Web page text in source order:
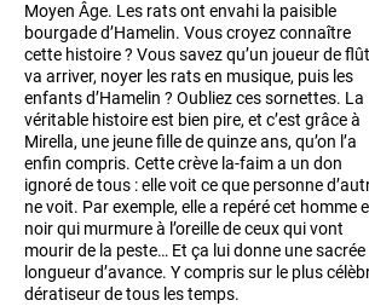
Moyen Âge. Les rats ont envahi la paisible
bourgade d’Hamelin. Vous croyez connaître
cette histoire ? Vous savez qu’un joueur de
va arriver, noyer les rats en musique, puis les
enfants d’Hamelin ? Oubliez ces sornettes. La
véritable histoire est bien pire, et c’est grâce à
Mirella, une jeune fille de quinze ans, qu’on l’a
enfin compris. Cette crève la-faim a un don
ignoré de tous : elle voit ce que personne
ne voit. Par exemple, elle a repéré cet homme
noir qui murmure à l’oreille de ceux qui vont
mourir de la peste… Et ça lui donne une sacrée
longueur d’avance. Y compris sur le plus
dératiseur de tous les temps.